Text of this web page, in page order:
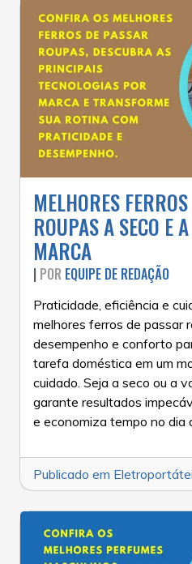
MELHORES
ROUPAS A SECO E
MARCA
| POR EQUIPE DE REDAÇÃO
Praticidade, eficiência e
melhores ferros de passar
desempenho e conforto
tarefa doméstica em um
cuidado. Seja a seco ou a
garante resultados
e economiza tempo no dia
Publicado em